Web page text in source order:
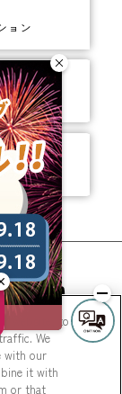
ョン
た、
タチ。
ャーまで、
テルへ。
website, to
We
with our
it with
or that